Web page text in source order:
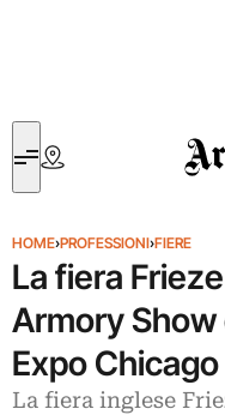
HOME›PROFESSIONI›FIERE
La fiera
Armory
Expo Chicago
La fiera inglese